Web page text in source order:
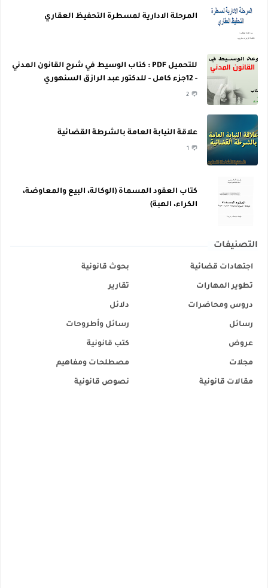
المرحلة الادارية لمسطرة التحفيظ العقاري
للتحميل PDF : كتاب الوسيط في شرح القانون المدني
- 12جزء كامل - للدكتور عبد الرازق السنهوري
2
علاقة النيابة العامة بالشرطة القضائية
1
كتاب العقود المسماة (الوكالة، البيع والمعاوضة،
الكراء، الهبة)
التصنيفات
اجتهادات قضائية بحوث قانونية
تطوير المهارات تقارير
دروس ومحاضرات دلائل
رسائل رسائل وأطروحات
عروض كتب قانونية
مجلات مصطلحات ومفاهيم
مقالات قانونية نصوص قانونية